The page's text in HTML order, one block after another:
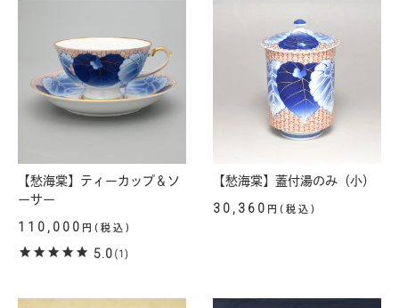
【愁海棠】ティーカップ＆ソ
ーサー
110,000 円(税込)
5.0 (1)
【愁海棠】蓋付湯のみ（小）
30,360 円(税込)